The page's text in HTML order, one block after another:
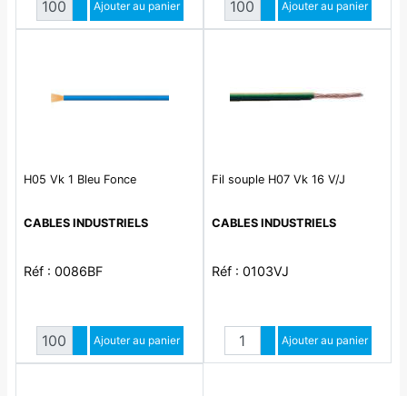
Augmenter quantité
Diminuer quantité
Ajouter au panier
Augmenter quantité
Diminuer quantité
Ajouter au panier
H05 Vk 1 Bleu Fonce
CABLES INDUSTRIELS
Réf : 0086BF
Quantité
Augmenter quantité
Diminuer quantité
Ajouter au panier
Fil souple H07 Vk 16 V/J
CABLES INDUSTRIELS
Réf : 0103VJ
Quantité
Augmenter quantité
Diminuer quantité
Ajouter au panier